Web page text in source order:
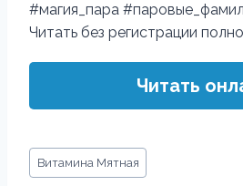
#магия_пара
Читать без регистрации
Читать
Метки
записи:
Витамина Мятная